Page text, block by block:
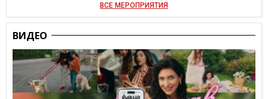
ВСЕ МЕРОПРИЯТИЯ
ВИДЕО